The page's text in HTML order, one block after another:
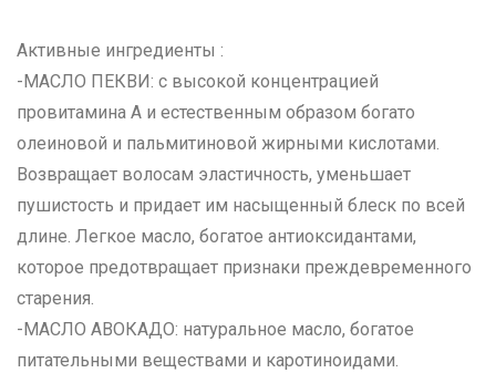
Активные ингредиенты :
-МАСЛО ПЕКВИ: с высокой концентрацией
провитамина А и естественным образом богато
олеиновой и пальмитиновой жирными кислотами.
Возвращает волосам эластичность, уменьшает
пушистость и придает им насыщенный блеск по всей
длине. Легкое масло, богатое антиоксидантами,
которое предотвращает признаки преждевременного
старения.
-МАСЛО АВОКАДО: натуральное масло, богатое
питательными веществами и каротиноидами.